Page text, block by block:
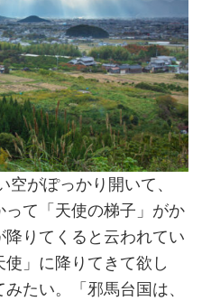
空がぽっかり開いて、
て「天使の梯子」がか
りてくると云われてい
」に降りてきて欲し
たい。「邪馬台国は、